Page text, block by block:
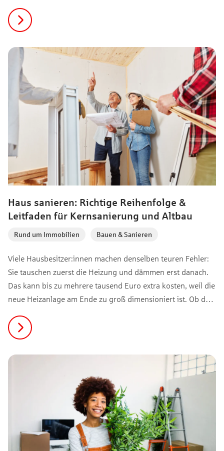
zeigen, wann sich eine Sanierung wirklich rechnet, welche
Einzelmaßnahmen die beste Rendite bringen können und
wann Abriss und Neubau die ehrlichere Empfehlung ist.
Haus sanieren: Richtige Reihenfolge &
Leitfaden für Kernsanierung und Altbau
Rund um Immobilien Bauen & Sanieren
Viele Hausbesitzer:innen machen denselben teuren Fehler:
Sie tauschen zuerst die Heizung und dämmen erst danach.
Das kann bis zu mehrere tausend Euro extra kosten, weil die
neue Heizanlage am Ende zu groß dimensioniert ist. Ob du
oder eine geerbte Immobilie kernsanieren möchtest: Dieser
Leitfaden zeigt die richtige Reihenfolge bei der Sanierung
eines Hauses und hilft dir, Eigenleistung und Fachbetriebe